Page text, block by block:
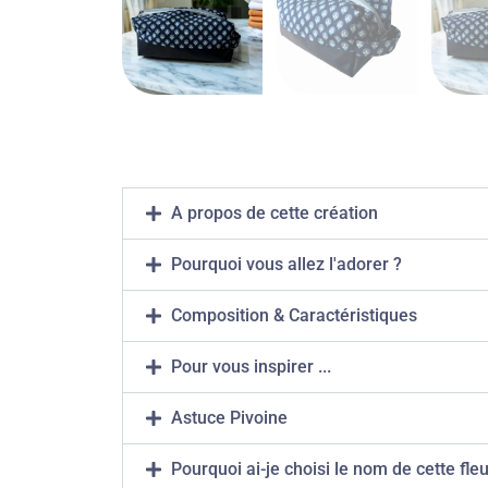
A propos de cette création
Pourquoi vous allez l'adorer ?
Composition & Caractéristiques
Pour vous inspirer ...
Astuce Pivoine
Pourquoi ai-je choisi le nom de cette